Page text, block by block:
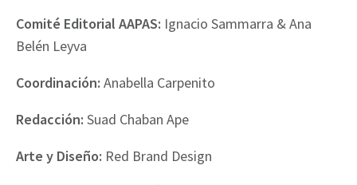
Comité Editorial AAPAS: Ignacio Sammarra & Ana
Belén Leyva
Coordinación: Anabella Carpenito
Redacción: Suad Chaban Ape
Arte y Diseño: Red Brand Design